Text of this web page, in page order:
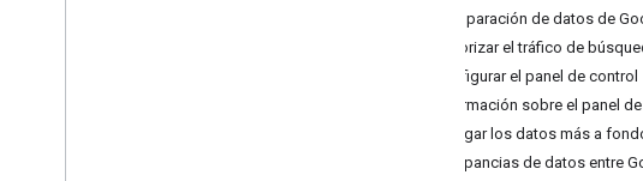
Comparación de datos de
Monitorizar el tráfico de
Configurar el panel de control
Información sobre el panel
Investigar los datos más a
Discrepancias de datos entre